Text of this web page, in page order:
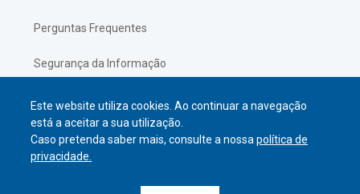
Este website utiliza cookies. Ao continuar a navegação
está a aceitar a sua utilização.
Caso pretenda saber mais, consulte a nossapolítica de
privacidade.
Perguntas Frequentes
Segurança da Informação
Política de Privacidade